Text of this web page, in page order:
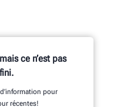
ce n’est pas
pour
récentes!